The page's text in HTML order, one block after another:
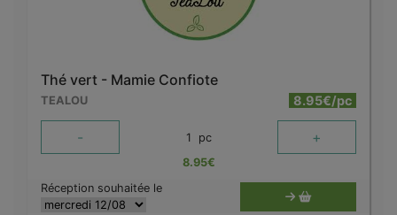
Thé vert - Mamie Confiote
TEALOU 8.95€/pc
- 1 pc +
8.95€
Réception souhaitée le